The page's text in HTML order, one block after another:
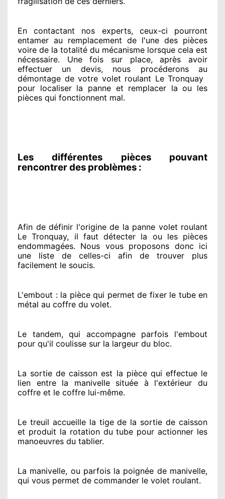
En contactant nos experts, ceux-ci pourront
entamer au remplacement de l'une des pièces
voire de la totalité du mécanisme lorsque cela est
nécessaire. Une fois sur place, après avoir
effectuer un devis, nous procéderons au
démontage de votre volet roulant Le Tronquay
pour localiser la panne et remplacer la ou les
pièces qui fonctionnent mal.
Les différentes pièces pouvant
rencontrer des problèmes :
Afin de définir l'originede la panne volet roulant
Le Tronquay, il faut détecter la ou les pièces
endommagées. Nous vous proposons donc ici
une liste de celles-ci afin de trouver plus
facilement le soucis.
L'embout : la pièce qui permet de fixer le tube en
métal au coffre du volet.
Le tandem, qui accompagne parfois l'embout
pour qu'il coulisse sur la largeur du bloc.
La sortie de caisson est la pièce qui effectuele
lien entre la manivelle située à l'extérieur du
coffre et le coffre lui-même.
Le treuil accueille la tige de la sortie de caisson
et produit la rotation du tube pour actionner les
manoeuvres du tablier.
La manivelle, ou parfois la poignée de manivelle,
qui vous permet de commander le volet roulant.